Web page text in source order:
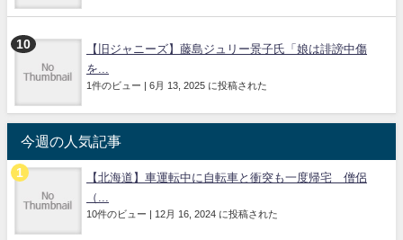
【旧ジャニーズ】藤島ジュリー景子氏「娘は誹謗中傷
を...
1件のビュー 6月 13, 2025 に投稿された
今週の人気記事
【北海道】車運転中に自転車と衝突も一度帰宅 僧侶
（...
10件のビュー 12月 16, 2024 に投稿された